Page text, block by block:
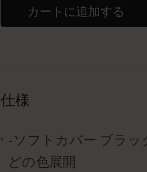
カートに追加する
仕様
-ソフトカバー ブラ
どの色展開